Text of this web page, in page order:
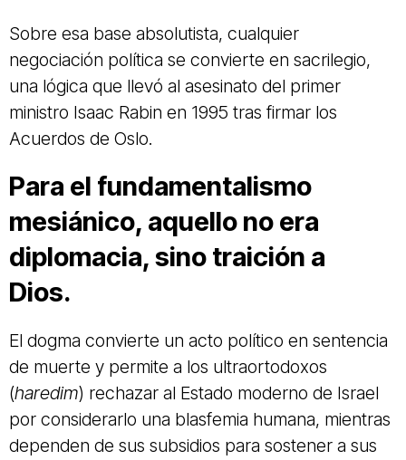
Sobre esa base absolutista, cualquier
negociación política se convierte en sacrilegio,
una lógica que llevó al asesinato del primer
ministro Isaac Rabin en 1995 tras firmar los
Acuerdos de Oslo.
Para el fundamentalismo
mesiánico, aquello no era
diplomacia, sino traición a
Dios.
El dogma convierte un acto político en sentencia
de muerte y permite a los ultraortodoxos
(haredim) rechazar al Estado moderno de Israel
por considerarlo una blasfemia humana, mientras
dependen de sus subsidios para sostener a sus